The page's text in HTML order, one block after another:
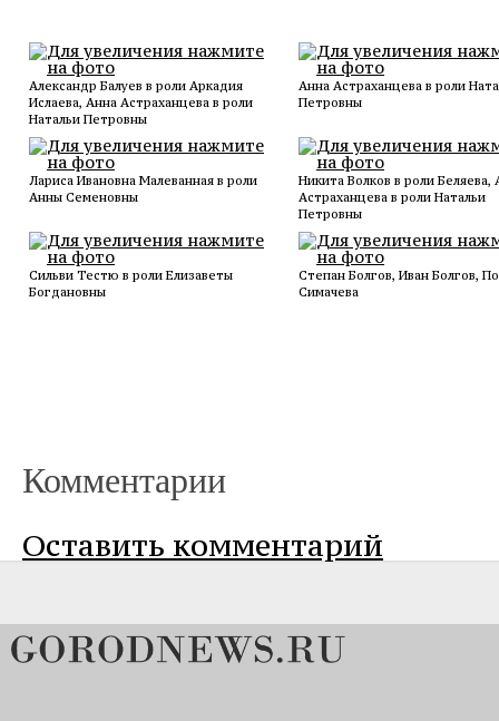
Александр Балуев в роли Аркадия
Ислаева, Анна Астраханцева в роли
Натальи Петровны
Анна Астраханцева в роли
Петровны
Лариса Ивановна Малеванная в роли
Анны Семеновны
Никита Волков в роли Беляева,
Астраханцева в роли Натальи
Петровны
Сильви Тестю в роли Елизаветы
Богдановны
Степан Болгов, Иван Болгов,
Симачева
Комментарии
Оставить комментарий